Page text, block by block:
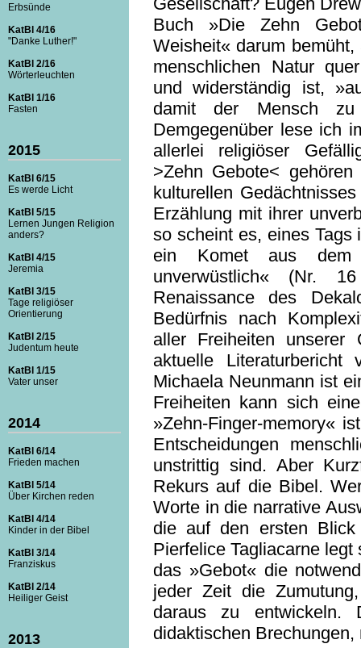
Erbsünde
KatBl 4/16
"Danke Luther!"
KatBl 2/16
Wörterleuchten
KatBl 1/16
Fasten
2015
KatBl 6/15
Es werde Licht
KatBl 5/15
Lernen Jungen Religion
anders?
KatBl 4/15
Jeremia
KatBl 3/15
Tage religiöser
Orientierung
KatBl 2/15
Judentum heute
KatBl 1/15
Vater unser
2014
KatBl 6/14
Frieden machen
KatBl 5/14
Über Kirchen reden
KatBl 4/14
Kinder in der Bibel
KatBl 3/14
Franziskus
KatBl 2/14
Heiliger Geist
2013
Buch »Die Zehn
Weisheit« darum
menschlichen Natur
und widerständig ist,
damit der Mensch
Demgegenüber lese ich
allerlei religiöser
>Zehn Gebote<
kulturellen
Erzählung mit ihrer
so scheint es, eines Tags
ein Komet aus
unverwüstlich« (Nr.
Renaissance des
Bedürfnis nach
aller Freiheiten unserer
aktuelle Literaturbericht
Michaela Neunmann ist
Freiheiten kann sich
»Zehn-Finger-memory«
Entscheidungen
unstrittig sind. Aber
Rekurs auf die Bibel.
Worte in die narrative
die auf den ersten Blick
Pierfelice Tagliacarne
das »Gebot« die
jeder Zeit die
daraus zu entwickeln.
didaktischen